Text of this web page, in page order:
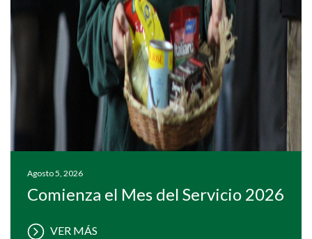
Agosto 5, 2026
Comienza el Mes del Servicio 2026
VER MÁS